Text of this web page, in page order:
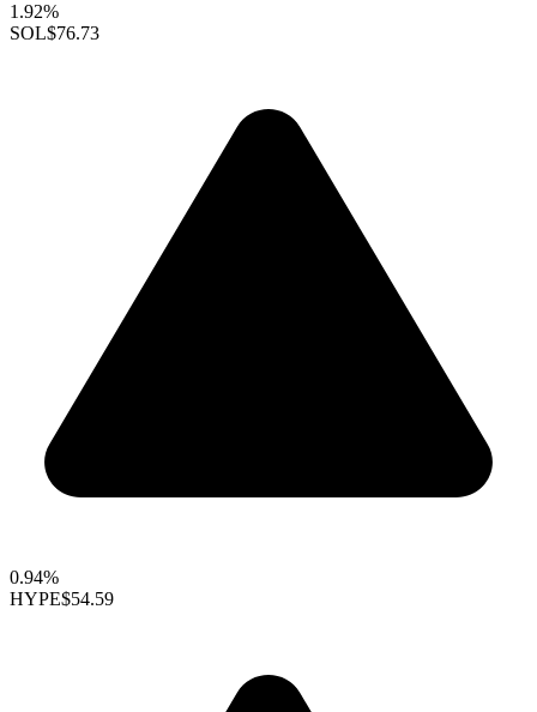
1.92%
SOL$76.73
0.94%
HYPE$54.59